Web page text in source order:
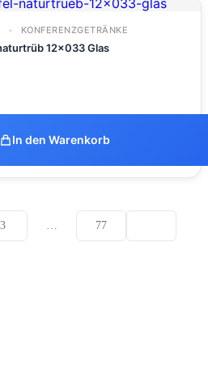
KONFERENZGETRÄNKE
12x033 Glas
In den Warenkorb
3 77